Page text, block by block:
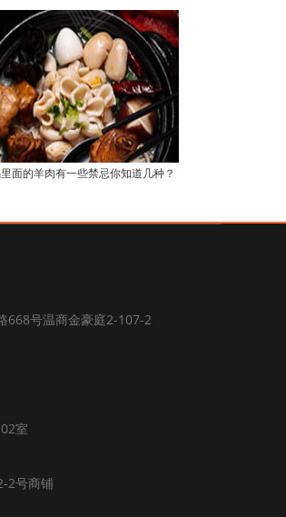
面的羊肉有一些禁忌你知道几种？
668号温商金豪庭2-107-2
室
2号商铺